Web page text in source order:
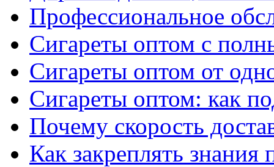
Профессиональное
Сигареты оптом с
Сигареты оптом от
Сигареты оптом: как
Почему скорость
Как закреплять знания